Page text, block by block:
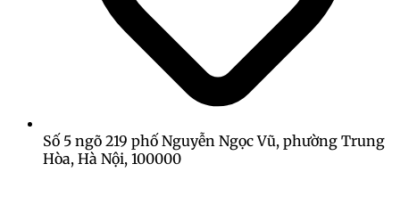
Số 5 ngõ 219 phố Nguyễn Ngọc Vũ, phường Trung
Hòa, Hà Nội, 100000